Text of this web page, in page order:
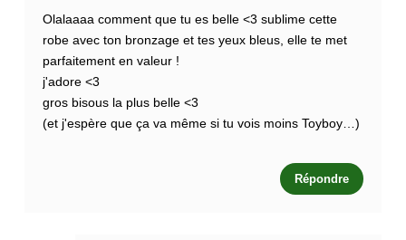
Olalaaaa comment que tu es belle <3 sublime cette
robe avec ton bronzage et tes yeux bleus, elle te met
parfaitement en valeur !
j'adore <3
gros bisous la plus belle <3
(et j'espère que ça va même si tu vois moins Toyboy…)
Répondre